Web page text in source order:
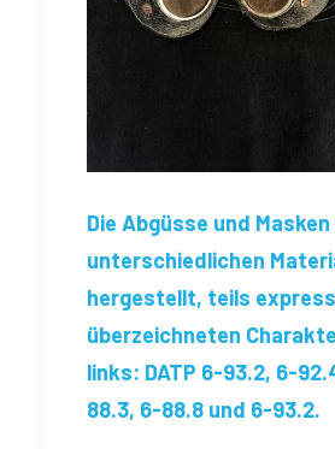
Die Abgüsse und
unterschiedlichen
hergestellt, teils
überzeichneten
links: DATP 6-93.2, 6-
88.3, 6-88.8 und 6-93.2.